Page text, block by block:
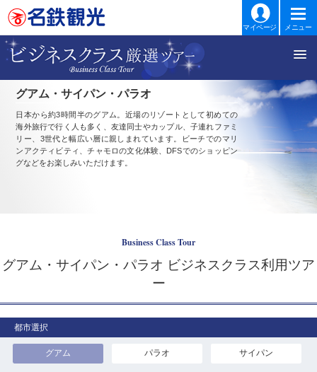
マイページ メニュー
グアム・サイパン・パラオ
日本から約3時間半のグアム。近場のリゾートとして初めての
海外旅行で行く人も多く、友達同士やカップル、子連れファミ
リー、3世代と幅広い層に親しまれています。ビーチでのマリ
ンアクティビティ、チャモロの文化体験、DFSでのショッピン
グなどをお楽しみいただけます。
Business Class Tour
グアム・サイパン・パラオ ビジネスクラス利用ツア
ー
都市選択
グアム パラオ サイパン